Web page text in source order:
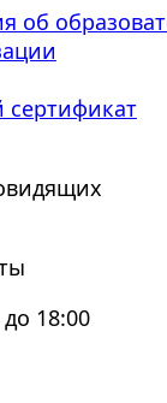
об
18:00